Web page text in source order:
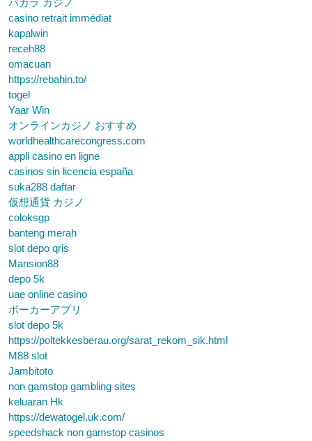
バカラ カジノ
casino retrait immédiat
kapalwin
receh88
omacuan
https://rebahin.to/
togel
Yaar Win
オンラインカジノ おすすめ
worldhealthcarecongress.com
appli casino en ligne
casinos sin licencia españa
suka288 daftar
仮想通貨 カジノ
coloksgp
banteng merah
slot depo qris
Mansion88
depo 5k
uae online casino
ポーカーアプリ
slot depo 5k
https://poltekkesberau.org/sarat_rekom_sik.html
M88 slot
Jambitoto
non gamstop gambling sites
keluaran Hk
https://dewatogel.uk.com/
speedshack non gamstop casinos